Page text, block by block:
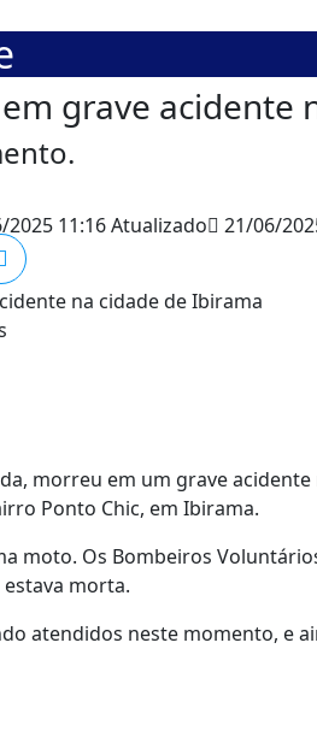
grave acidente
2025 11:16Atualizado 21/06/
morreu em um grave
Ponto Chic, em Ibirama.
moto. Os Bombeiros
morta.
atendidos neste momento, e